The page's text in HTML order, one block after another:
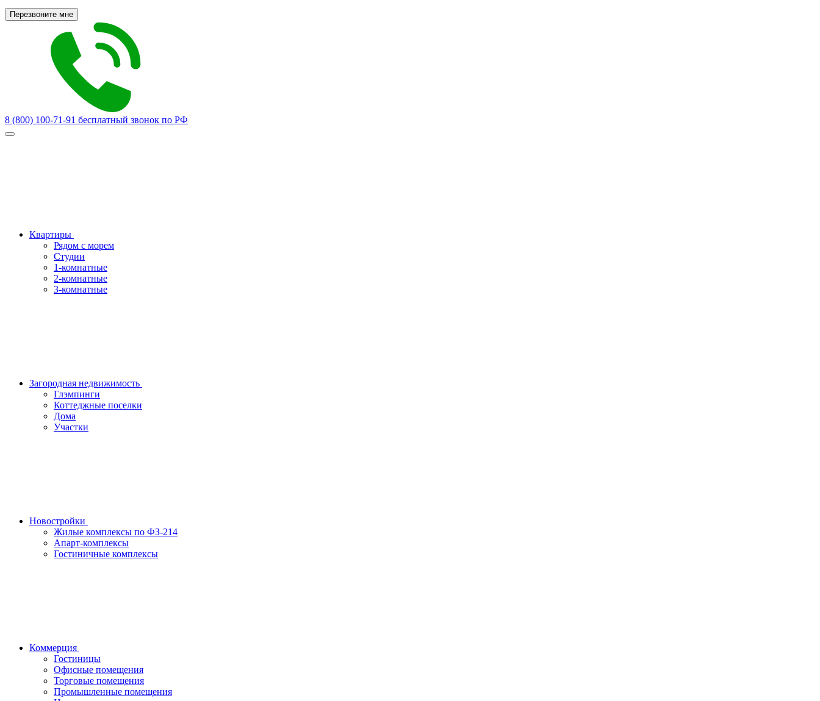
Перезвоните мне
8 (800) 100-71-91 бесплатный звонок по РФ
Квартиры
Рядом с морем
Студии
1-комнатные
2-комнатные
3-комнатные
Загородная недвижимость
Глэмпинги
Коттеджные поселки
Дома
Участки
Новостройки
Жилые комплексы по ФЗ-214
Апарт-комплексы
Гостиничные комплексы
Коммерция
Гостиницы
Офисные помещения
Торговые помещения
Промышленные помещения